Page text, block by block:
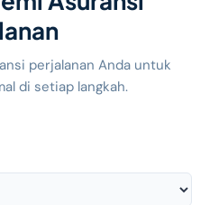
perjalanan Anda untuk
di setiap langkah.